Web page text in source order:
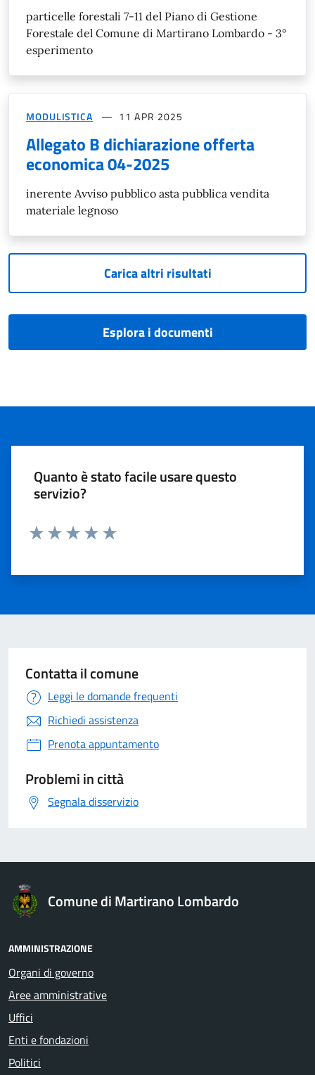
particelle forestali 7-11 del Piano di Gestione
Forestale del Comune di Martirano Lombardo - 3°
esperimento
MODULISTICA 11 APR 2025
Allegato B dichiarazione offerta
economica 04-2025
inerente Avviso pubblico asta pubblica vendita
materiale legnoso
Carica altri risultati
Esplora i documenti
Quanto è stato facile usare questo
servizio?
Contatta il comune
Leggi le domande frequenti
Richiedi assistenza
Prenota appuntamento
Problemi in città
Segnala disservizio
Comune di Martirano Lombardo
AMMINISTRAZIONE
Organi di governo
Aree amministrative
Uffici
Enti e fondazioni
Politici